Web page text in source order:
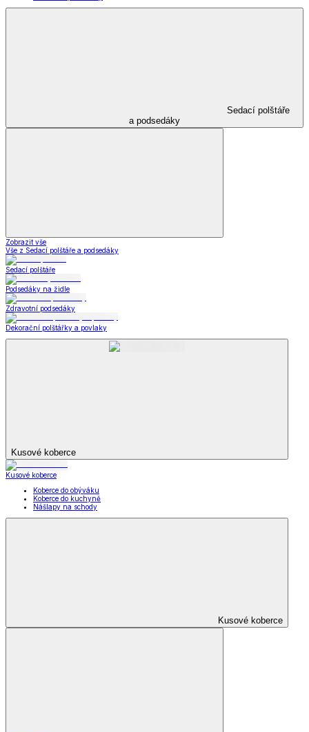
Sedací polštáře
a podsedáky
Zobrazit vše
Vše z Sedací polštáře a podsedáky
Sedací polštáře
Podsedáky na židle
Zdravotní podsedáky
Dekorační polštářky a povlaky
Kusové koberce
Kusové koberce
Koberce do obýváku
Koberce do kuchyně
Nášlapy na schody
Kusové koberce